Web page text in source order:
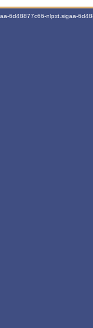
6d48877c66-nlpxt.sigaa-